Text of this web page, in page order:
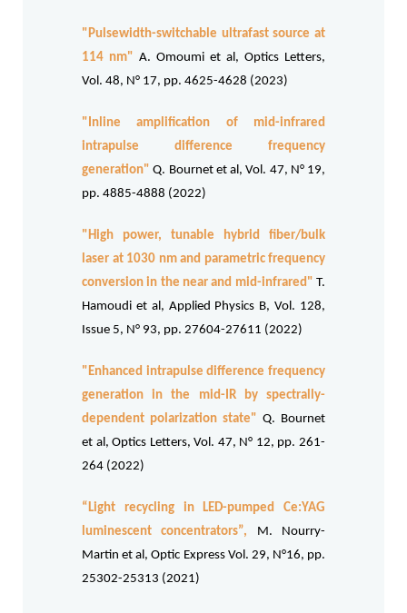
"Pulsewidth-switchable ultrafast source at
114 nm" A. Omoumi et al, Optics Letters,
Vol. 48, N° 17, pp. 4625-4628 (2023)
"Inline amplification of mid-infrared
intrapulse difference frequency
generation" Q. Bournet et al, Vol. 47, N° 19,
pp. 4885-4888 (2022)
"High power, tunable hybrid fiber/bulk
laser at 1030 nm and parametric frequency
conversion in the near and mid-infrared" T.
Hamoudi et al, Applied Physics B, Vol. 128,
Issue 5, N° 93, pp. 27604-27611 (2022)
"Enhanced intrapulse difference frequency
generation in the mid-IR by spectrally-
dependent polarization state" Q. Bournet
et al, Optics Letters, Vol. 47, N° 12, pp. 261-
264 (2022)
“Light recycling in LED-pumped Ce:YAG
luminescent concentrators”, M. Nourry-
Martin et al, Optic Express Vol. 29, N°16, pp.
25302-25313 (2021)